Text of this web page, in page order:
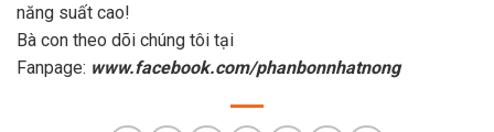
năng suất cao!
Bà con theo dõi chúng tôi tại
Fanpage: www.facebook.com/phanbonnhatnong